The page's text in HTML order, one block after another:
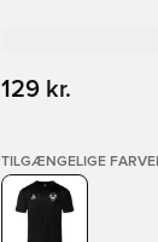
129 kr.
TILGÆNGELIGE